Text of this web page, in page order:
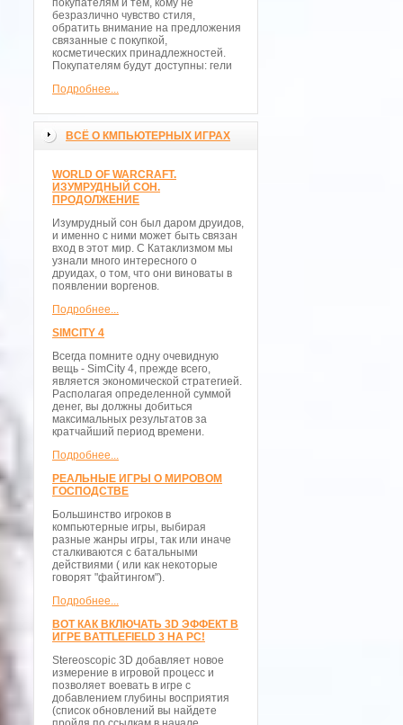
покупателям и тем, кому не
безразлично чувство стиля,
обратить внимание на предложения
связанные с покупкой,
косметических принадлежностей.
Покупателям будут доступны: гели
Подробнее...
ВСЁ О КМПЬЮТЕРНЫХ ИГРАХ
WORLD OF WARCRAFT.
ИЗУМРУДНЫЙ СОН.
ПРОДОЛЖЕНИЕ
Изумрудный сон был даром друидов,
и именно с ними может быть связан
вход в этот мир. С Катаклизмом мы
узнали много интересного о
друидах, о том, что они виноваты в
появлении воргенов.
Подробнее...
SIMCITY 4
Всегда помните одну очевидную
вещь - SimCity 4, прежде всего,
является экономической стратегией.
Располагая определенной суммой
денег, вы должны добиться
максимальных результатов за
кратчайший период времени.
Подробнее...
РЕАЛЬНЫЕ ИГРЫ О МИРОВОМ
ГОСПОДСТВЕ
Большинство игроков в
компьютерные игры, выбирая
разные жанры игры, так или иначе
сталкиваются с батальными
действиями ( или как некоторые
говорят "файтингом").
Подробнее...
ВОТ КАК ВКЛЮЧАТЬ 3D ЭФФЕКТ В
ИГРЕ BATTLEFIELD 3 НА PC!
Stereoscopic 3D добавляет новое
измерение в игровой процесс и
позволяет воевать в игре с
добавлением глубины восприятия
(список обновлений вы найдете